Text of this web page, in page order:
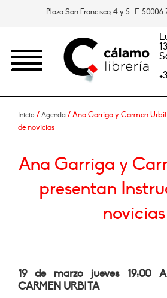
Plaza San Francisco, 4 y 5. E-50006
Inicio / Agenda / Ana Garriga y Carmen
de novicias
Ana Garriga y
presentan
novicias
19 de marzo jueves 19:00
CARMEN URBITA